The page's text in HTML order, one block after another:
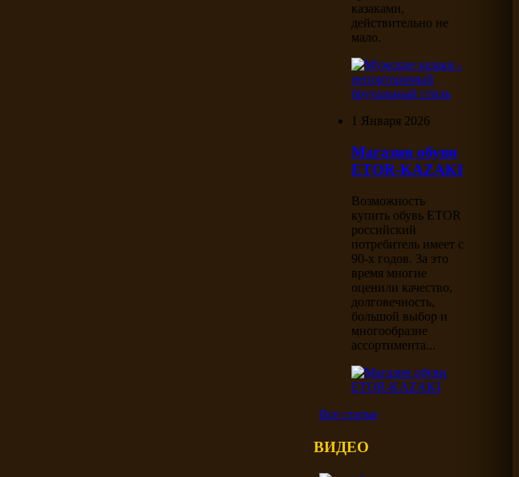
казаками,
действительно не
мало.
1 Января 2026
Магазин обуви
ETOR-KAZAKI
Возможность
купить обувь ETOR
российский
потребитель имеет с
90-х годов. За это
время многие
оценили качество,
долговечность,
большой выбор и
многообразие
ассортимента...
Все статьи
ВИДЕО